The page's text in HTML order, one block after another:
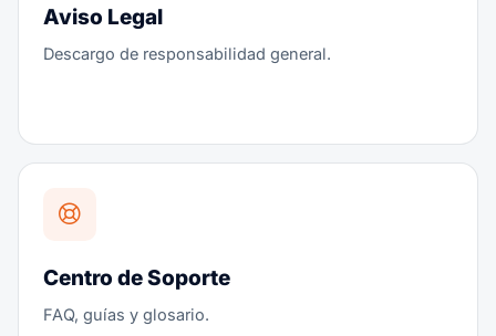
Aviso Legal
Descargo de responsabilidad general.
Centro de Soporte
FAQ, guías y glosario.